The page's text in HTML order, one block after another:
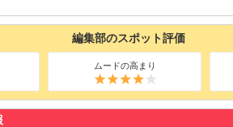
編集部のスポット評価
ムードの高まり